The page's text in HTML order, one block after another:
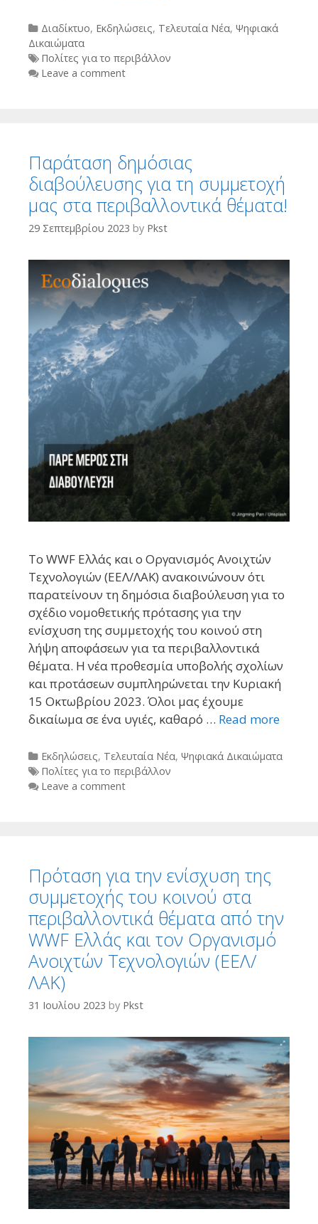
Categories
Διαδίκτυο, Εκδηλώσεις, Τελευταία Νέα, Ψηφιακά
Δικαιώματα
Tags
Πολίτες για το περιβάλλον
Leave a comment
Παράταση δημόσιας
διαβούλευσης για τη συμμετοχή
μας στα περιβαλλοντικά θέματα!
29 Σεπτεμβρίου 2023 by Pkst
Το WWF Ελλάς και ο Οργανισμός Ανοιχτών
Τεχνολογιών (ΕΕΛ/ΛΑΚ) ανακοινώνουν ότι
παρατείνουν τη δημόσια διαβούλευση για το
σχέδιο νομοθετικής πρότασης για την
ενίσχυση της συμμετοχής του κοινού στη
λήψη αποφάσεων για τα περιβαλλοντικά
θέματα. Η νέα προθεσμία υποβολής σχολίων
και προτάσεων συμπληρώνεται την Κυριακή
15 Οκτωβρίου 2023. Όλοι μας έχουμε
δικαίωμα σε ένα υγιές, καθαρό … Read more
Categories
Εκδηλώσεις, Τελευταία Νέα, Ψηφιακά Δικαιώματα
Tags
Πολίτες για το περιβάλλον
Leave a comment
Πρόταση για την ενίσχυση της
συμμετοχής του κοινού στα
περιβαλλοντικά θέματα από την
WWF Eλλάς και τον Οργανισμό
Ανοιχτών Τεχνολογιών (ΕΕΛ/
ΛΑΚ)
31 Ιουλίου 2023 by Pkst